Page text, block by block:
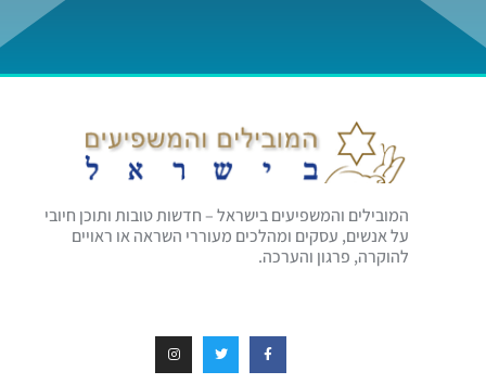
המובילים והמשפיעים בישראל – חדשות טובות ותוכן חיובי
על אנשים, עסקים ומהלכים מעוררי השראה או ראויים
להוקרה, פרגון והערכה.